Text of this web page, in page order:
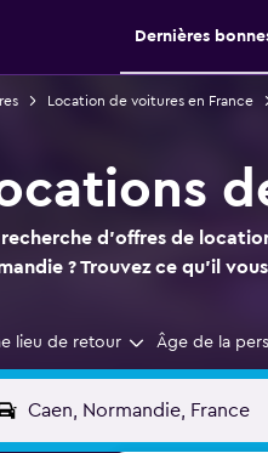
Dernières
Location de voitures en France
recherche d'offres de
? Trouvez ce qu'il
lieu de retour Âge de la